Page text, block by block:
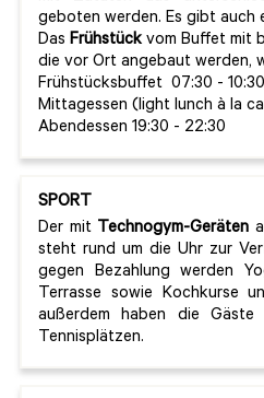
geboten werden. Es gibt auch
Das Frühstück vom Buffet mit
die vor Ort angebaut werden,
Frühstücksbuffet 07:30 -
Mittagessen (light lunch à la
Abendessen 19:30 - 22:30
SPORT
Der mit Technogym-Geräten
steht rund um die Uhr zur
gegen Bezahlung werden
Terrasse sowie Kochkurse
außerdem haben die
Tennisplätzen.